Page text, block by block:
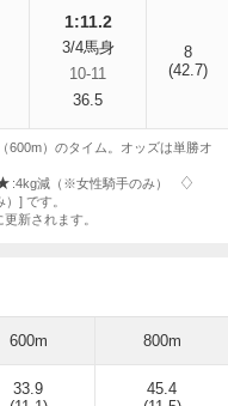
1:11.2
3/4馬身
10-11
36.5
8
(42.7)
）のタイム。オッズは単勝オ
:4kg減（※女性騎手のみ）
] です。
新されます。
600m 800m
33.9
45.4